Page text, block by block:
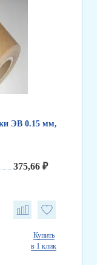
ЭВ 0.15 мм,
375,66 ₽
Купить
в 1 клик